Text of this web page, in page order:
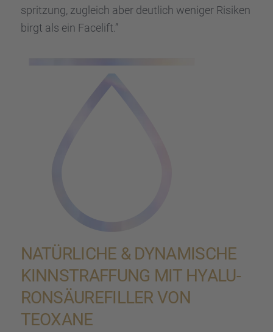
sprit­zung, zugleich aber deutlich weniger Risiken
birgt als ein Facelift.”
NATÜR­LI­CHE & DYNAMI­SCHE
KINNSTRAF­FUNG MIT HYALU­
RON­SÄU­RE­FIL­LER VON
TEOXANE